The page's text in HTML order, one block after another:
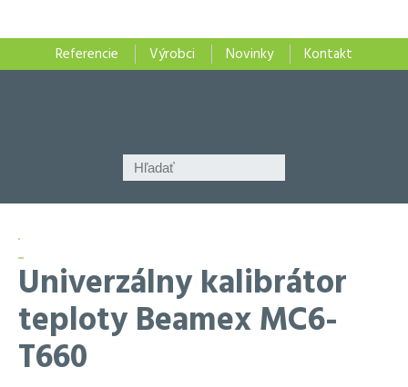
Referencie Výrobci Novinky Kontakt
Univerzálny kalibrátor
teploty Beamex MC6-
T660